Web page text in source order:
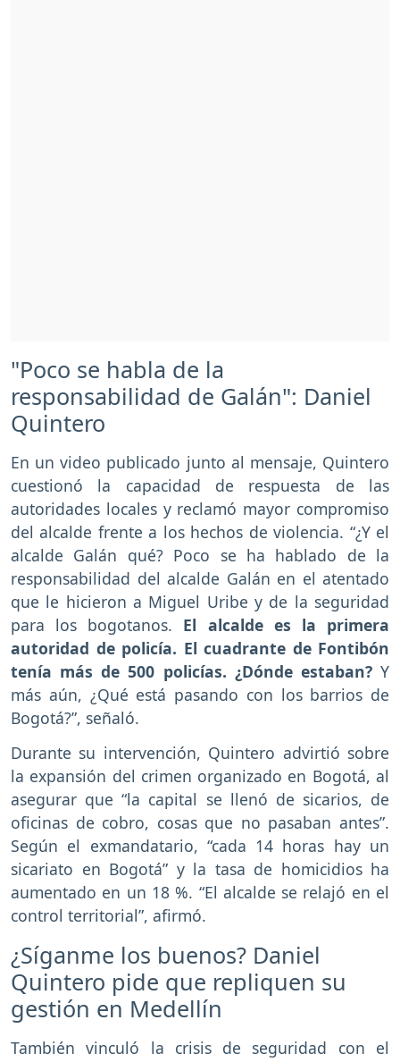
"Poco se habla de la
responsabilidad de Galán": Daniel
Quintero
En un video publicado junto al mensaje, Quintero
cuestionó la capacidad de respuesta de las
autoridades locales y reclamó mayor compromiso
del alcalde frente a los hechos de violencia. “¿Y el
alcalde Galán qué? Poco se ha hablado de la
responsabilidad del alcalde Galán en el atentado
que le hicieron a Miguel Uribe y de la seguridad
para los bogotanos. El alcalde es la primera
autoridad de policía. El cuadrante de Fontibón
tenía más de 500 policías. ¿Dónde estaban? Y
más aún, ¿Qué está pasando con los barrios de
Bogotá?”, señaló.
Durante su intervención, Quintero advirtió sobre
la expansión del crimen organizado en Bogotá, al
asegurar que “la capital se llenó de sicarios, de
oficinas de cobro, cosas que no pasaban antes”.
Según el exmandatario, “cada 14 horas hay un
sicariato en Bogotá” y la tasa de homicidios ha
aumentado en un 18 %. “El alcalde se relajó en el
control territorial”, afirmó.
¿Síganme los buenos? Daniel
Quintero pide que repliquen su
gestión en Medellín
También vinculó la crisis de seguridad con el